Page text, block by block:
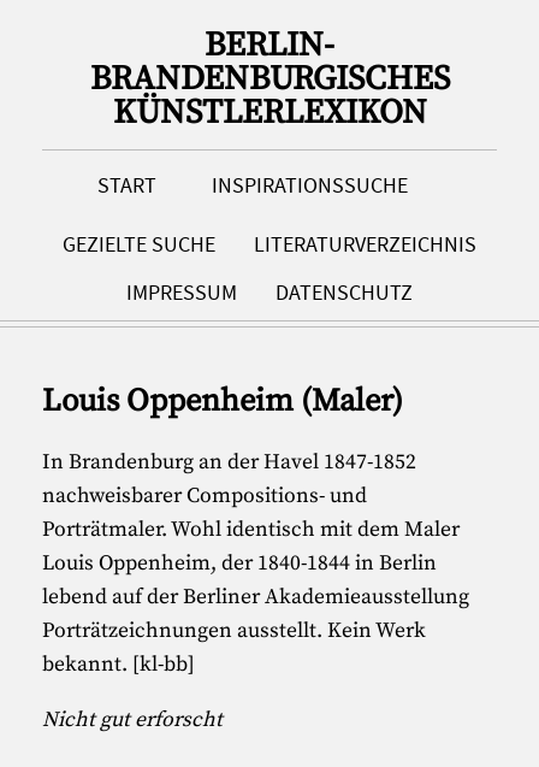
BERLIN-
BRANDENBURGISCHES
KÜNSTLERLEXIKON
START INSPIRATIONSSUCHE
GEZIELTE SUCHE
LITERATURVERZEICHNIS
IMPRESSUM
DATENSCHUTZ
Louis Oppenheim (Maler)
In Brandenburg an der Havel 1847-1852
nachweisbarer Compositions- und
Porträtmaler. Wohl identisch mit dem Maler
Louis Oppenheim, der 1840-1844 in Berlin
lebend auf der Berliner Akademieausstellung
Porträtzeichnungen ausstellt. Kein Werk
bekannt. [kl-bb]
Nicht gut erforscht